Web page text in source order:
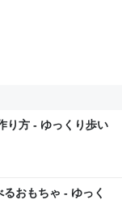
り方 - ゆっくり歩い
おもちゃ - ゆっく